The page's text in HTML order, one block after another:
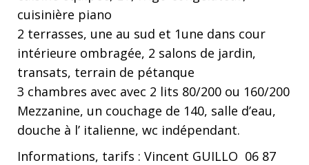
cuisinière piano
2 terrasses, une au sud et 1une dans cour
intérieure ombragée, 2 salons de jardin,
transats, terrain de pétanque
3 chambres avec avec 2 lits 80/200 ou 160/200
Mezzanine, un couchage de 140, salle d’eau,
douche à l’ italienne, wc indépendant.
Informations, tarifs : Vincent GUILLO 06 87